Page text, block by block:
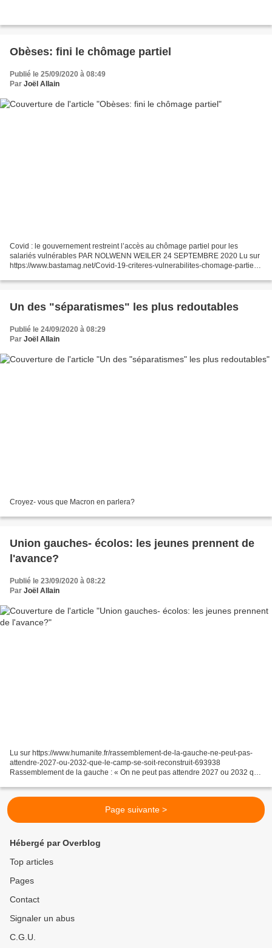
Obèses: fini le chômage partiel
Publié le 25/09/2020 à 08:49
Par Joël Allain
Covid : le gouvernement restreint l’accès au chômage partiel pour les
salariés vulnérables PAR NOLWENN WEILER 24 SEPTEMBRE 2020 Lu sur
https://www.bastamag.net/Covid-19-criteres-vulnerabilites-chomage-partiel-
Un des "séparatismes" les plus redoutables
Publié le 24/09/2020 à 08:29
Par Joël Allain
Croyez- vous que Macron en parlera?
Union gauches- écolos: les jeunes prennent de
l'avance?
Publié le 23/09/2020 à 08:22
Par Joël Allain
Lu sur https://www.humanite.fr/rassemblement-de-la-gauche-ne-peut-pas-
attendre-2027-ou-2032-que-le-camp-se-soit-reconstruit-693938
Rassemblement de la gauche : « On ne peut pas attendre 2027 ou 2032 que
Page suivante >
Hébergé par Overblog
Top articles
Pages
Contact
Signaler un abus
C.G.U.